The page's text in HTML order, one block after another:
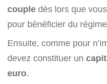
couple dès lors que
pour bénéficier du
Ensuite, comme pour
devez constituer un
euro.